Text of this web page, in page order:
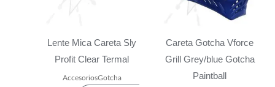
Lente Mica Careta Sly
Profit Clear Termal
AccesoriosGotcha
Careta Gotcha Vforce
Grill Grey/blue Gotcha
Paintball